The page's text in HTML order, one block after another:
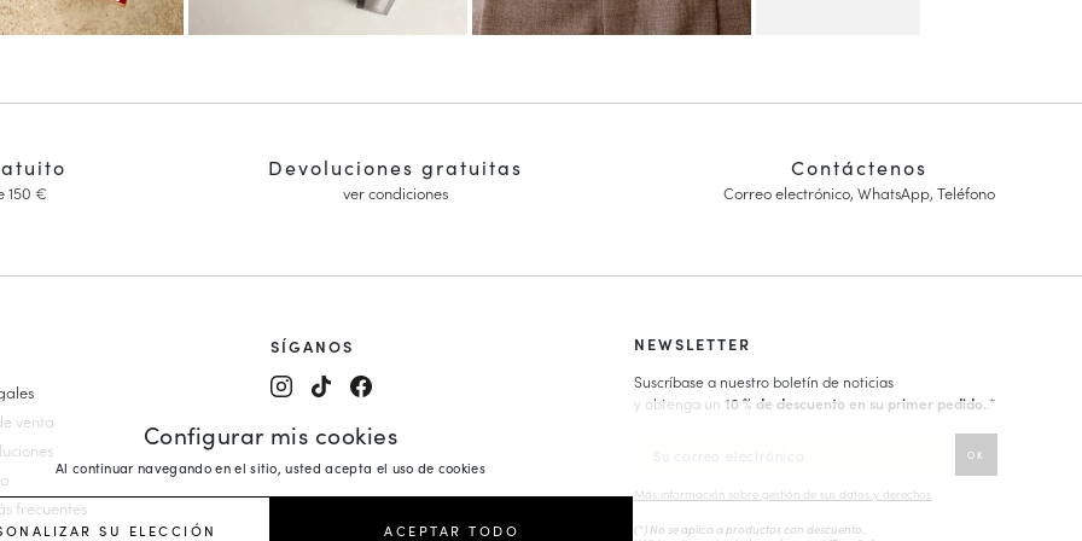
Configurar mis cookies
Al continuar navegando en el sitio, usted acepta el uso de cookies
SU ELECCIÓN ACEPTAR TODO
150 €
Devoluciones gratuitas
ver condiciones
Contáctenos
Correo electrónico, WhatsApp, Teléfono
y Mary Janes
Mujer
cuña
venta
frecuentes
SÍGANOS NEWSLETTER
Suscríbase a nuestro boletín de noticias
y obtenga un 10 % de descuento en su primer pedido..*
Más información sobre gestión de sus datos y derechos
(*) No se aplica a productos con descuento.